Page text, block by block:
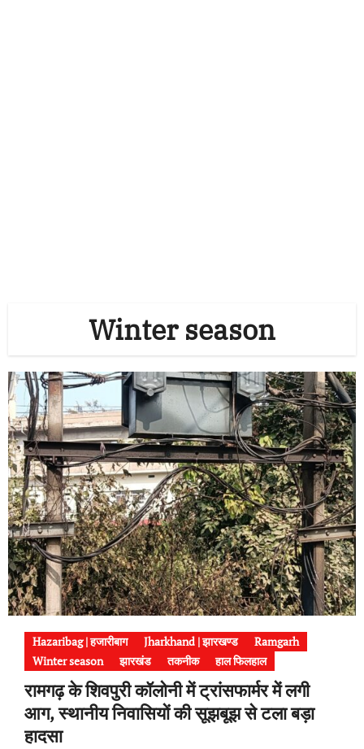
Winter season
Hazaribag | हजारीबाग Jharkhand | झारखण्ड
Ramgarh
Winter season
झारखंड तकनीक हाल फिलहाल
रामगढ़ के शिवपुरी कॉलोनी में ट्रांसफार्मर में लगी
आग, स्थानीय निवासियों की सूझबूझ से टला बड़ा
हादसा